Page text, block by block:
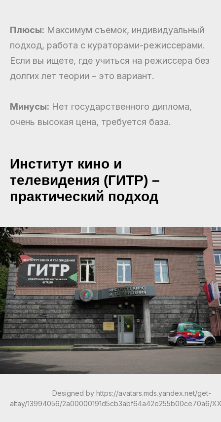
Плюсы: Максимум съемок, индивидуальный
подход, работа с кураторами-режиссерами.
Если вы ищете, где учиться на режиссера без
долгих лет теории – это вариант.
Минусы: Нет государственного диплома,
очень высокая цена, требуется база.
Институт кино и
телевидения (ГИТР) –
практический подход
Designed by https://avatars.mds.yandex.net/get-
altay/13994056/2a00000191d5cb3abf64a42e255b00ce70a6/